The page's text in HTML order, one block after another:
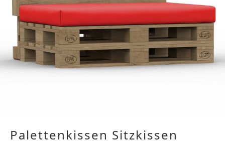
Palettenkissen Sitzkissen